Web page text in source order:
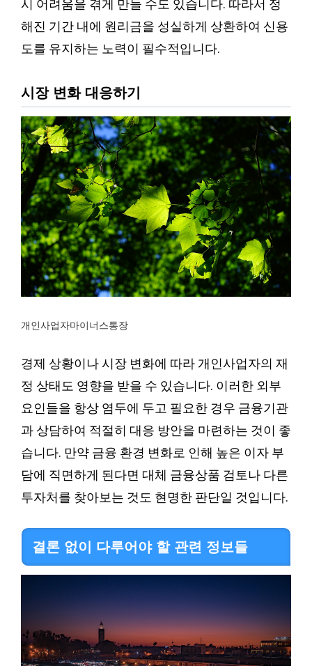
시 어려움을 겪게 만들 수도 있습니다. 따라서 정
해진 기간 내에 원리금을 성실하게 상환하여 신용
도를 유지하는 노력이 필수적입니다.
시장 변화 대응하기
개인사업자마이너스통장
경제 상황이나 시장 변화에 따라 개인사업자의 재
정 상태도 영향을 받을 수 있습니다. 이러한 외부
요인들을 항상 염두에 두고 필요한 경우 금융기관
과 상담하여 적절히 대응 방안을 마련하는 것이 좋
습니다. 만약 금융 환경 변화로 인해 높은 이자 부
담에 직면하게 된다면 대체 금융상품 검토나 다른
투자처를 찾아보는 것도 현명한 판단일 것입니다.
결론 없이 다루어야 할 관련 정보들